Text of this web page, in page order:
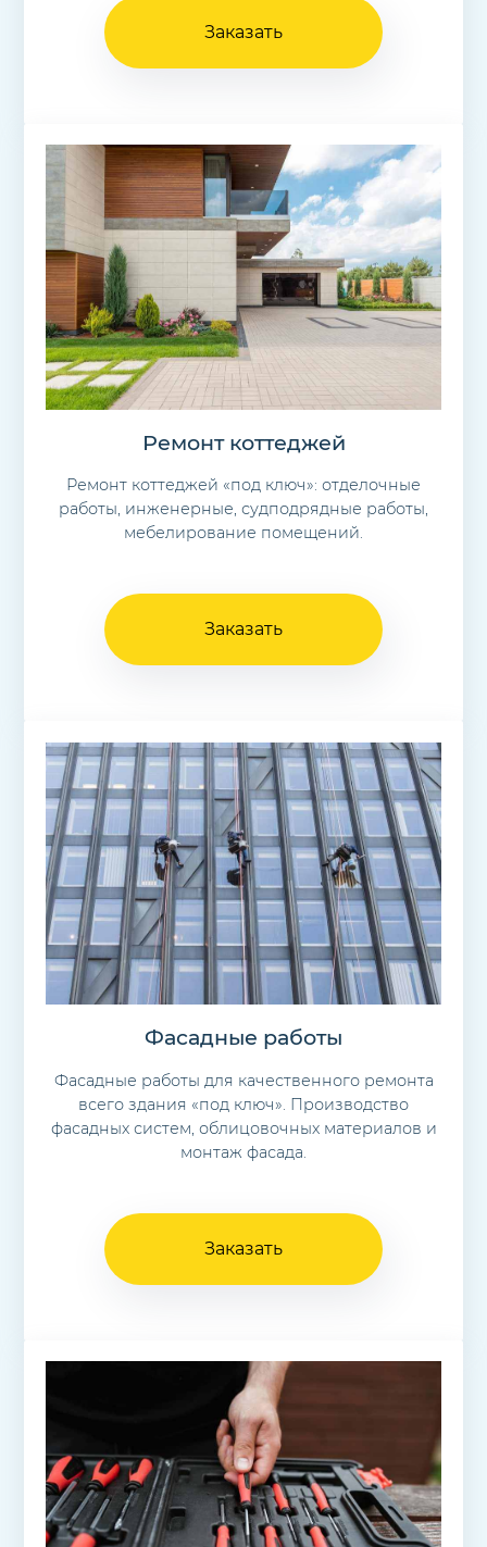
Заказать
Ремонт коттеджей
Ремонт коттеджей «под ключ»: отделочные
работы, инженерные, судподрядные работы,
мебелирование помещений.
Заказать
Фасадные работы
Фасадные работы для качественного ремонта
всего здания «под ключ». Производство
фасадных систем, облицовочных материалов и
монтаж фасада.
Заказать